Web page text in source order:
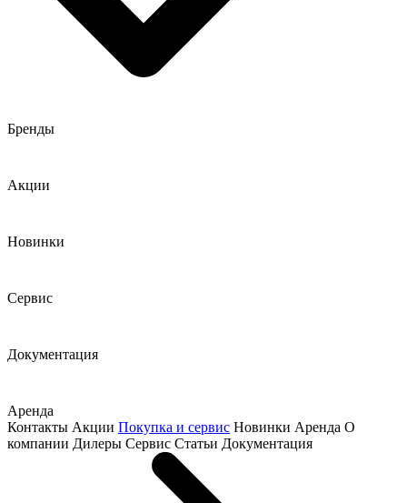
Бренды
Акции
Новинки
Сервис
Документация
Аренда
Контакты Акции Покупка и сервис Новинки Аренда О
компании Дилеры Сервис Статьи Документация